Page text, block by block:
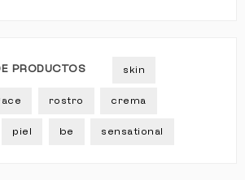
PRODUCTOS skin
rostro crema
piel be sensational